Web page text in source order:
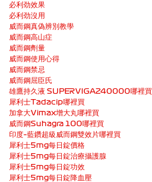
必利劲效果
必利劲沒用
威而鋼真偽辨別教學
威而鋼高山症
威而鋼劑量
威而鋼使用心得
威而鋼禁忌
威而鋼屈臣氏
雄鷹持久液 SUPERVIGA240000哪裡買
犀利士Tadacip哪裡買
加拿大Vimax增大丸哪裡買
威而鋼Suhagra 100哪裡買
印度–藍鑽超級威而鋼雙效片哪裡買
犀利士5mg每日錠價格
犀利士5mg每日錠治療攝護腺
犀利士5mg每日錠功效
犀利士5mg每日錠降血壓